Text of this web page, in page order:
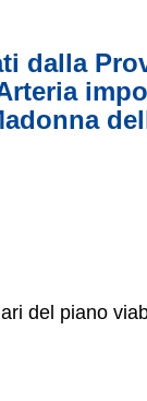
dalla
del piano